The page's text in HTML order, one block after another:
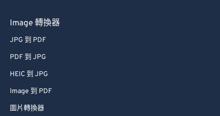
Image 轉換器
JPG 到 PDF
PDF 到 JPG
HEIC 到 JPG
Image 到 PDF
圖片轉換器